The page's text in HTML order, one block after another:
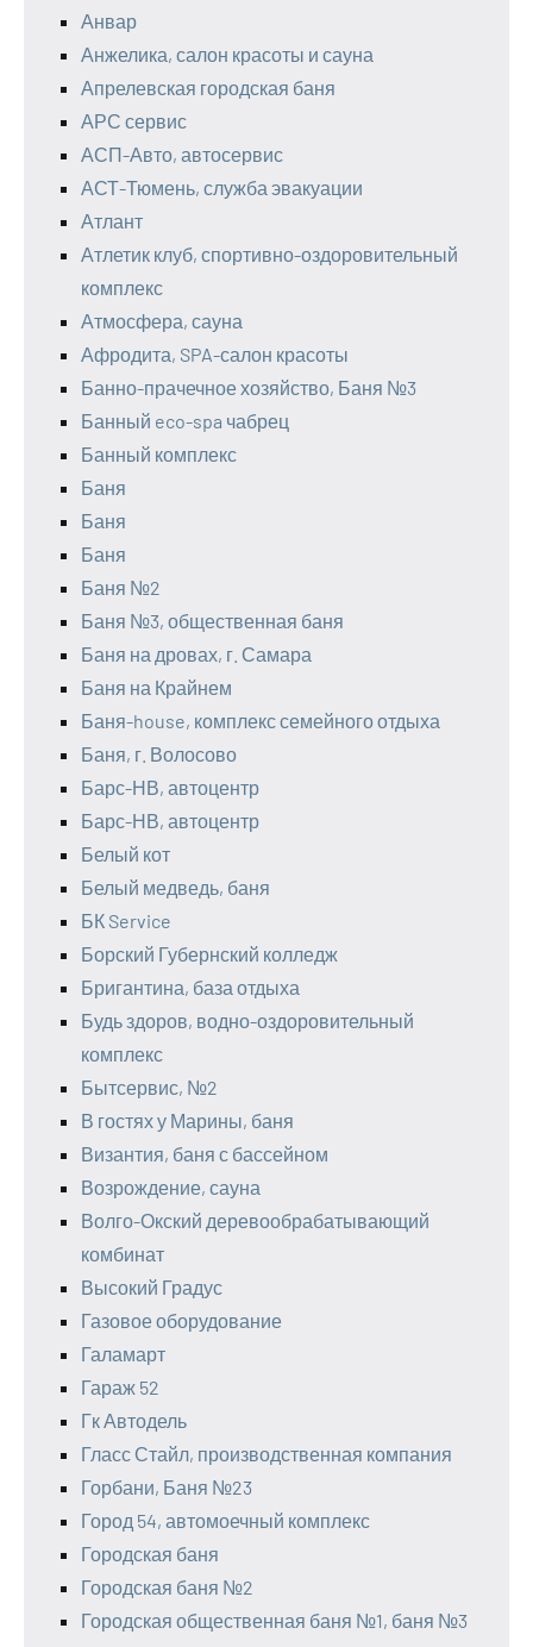
Анвар
Анжелика, салон красоты и сауна
Апрелевская городская баня
АРС сервис
АСП-Авто, автосервис
АСТ-Тюмень, служба эвакуации
Атлант
Атлетик клуб, спортивно-оздоровительный
комплекс
Атмосфера, сауна
Афродита, SPA-салон красоты
Банно-прачечное хозяйство, Баня №3
Банный eco-spa чабрец
Банный комплекс
Баня
Баня
Баня
Баня №2
Баня №3, общественная баня
Баня на дровах, г. Самара
Баня на Крайнем
Баня-house, комплекс семейного отдыха
Баня, г. Волосово
Барс-НВ, автоцентр
Барс-НВ, автоцентр
Белый кот
Белый медведь, баня
БК Service
Борский Губернский колледж
Бригантина, база отдыха
Будь здоров, водно-оздоровительный
комплекс
Бытсервис, №2
В гостях у Марины, баня
Византия, баня с бассейном
Возрождение, сауна
Волго-Окский деревообрабатывающий
комбинат
Высокий Градус
Газовое оборудование
Галамарт
Гараж 52
Гк Автодель
Гласс Стайл, производственная компания
Горбани, Баня №23
Город 54, автомоечный комплекс
Городская баня
Городская баня №2
Городская общественная баня №1, баня №3